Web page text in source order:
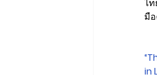
ไ
มื
in